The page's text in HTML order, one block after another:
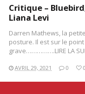
Critique –
Liana Levi
Darren Mathews, la
posture. Il est sur le
grave…………….LIRE LA
AVRIL 29, 2021 0 0